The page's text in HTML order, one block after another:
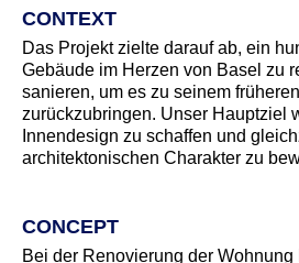
CONTEXT
Das Projekt zielte darauf ab, ein
Gebäude im Herzen von Basel zu
sanieren, um es zu seinem
zurückzubringen. Unser Hauptziel
Innendesign zu schaffen und
architektonischen Charakter zu
CONCEPT
Bei der Renovierung der